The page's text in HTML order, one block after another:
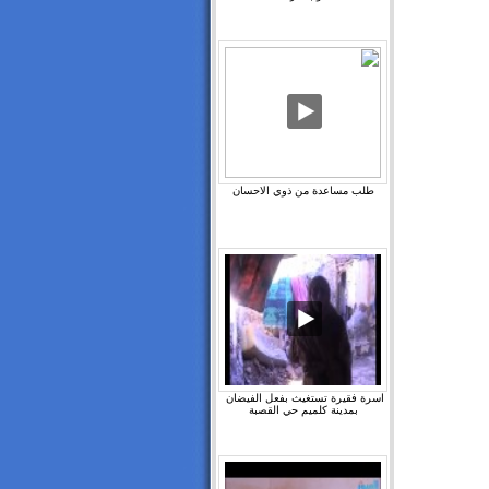
طلب مساعدة من ذوي الاحسان
اسرة فقيرة تستغيث بفعل الفيضان ‫
بمدينة كلميم حي القصبة